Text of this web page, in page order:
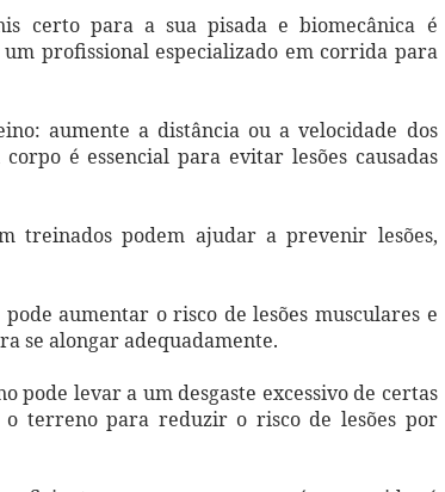
certo para a sua pisada e biomecânica é
profissional especializado em corrida para
aumente a distância ou a velocidade dos
é essencial para evitar lesões causadas
treinados podem ajudar a prevenir lesões,
aumentar o risco de lesões musculares e
se alongar adequadamente.
pode levar a um desgaste excessivo de certas
terreno para reduzir o risco de lesões por